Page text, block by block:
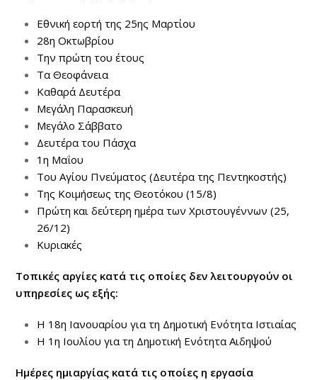
Εθνική εορτή της 25ης Μαρτίου
28η Οκτωβρίου
Την πρώτη του έτους
Τα Θεοφάνεια
Καθαρά Δευτέρα
Μεγάλη Παρασκευή
Μεγάλο Σάββατο
Δευτέρα του Πάσχα
1η Μαΐου
Του Αγίου Πνεύματος (Δευτέρα της Πεντηκοστής)
Της Κοιμήσεως της Θεοτόκου (15/8)
Πρώτη και δεύτερη ημέρα των Χριστουγέννων (25,
26/12)
Κυριακές
Τοπικές αργίες κατά τις οποίες δεν λειτουργούν οι
υπηρεσίες ως εξής:
Η 18η Ιανουαρίου για τη Δημοτική Ενότητα Ιστιαίας
Η 1η Ιουλίου για τη Δημοτική Ενότητα Αιδηψού
Ημέρες ημιαργίας κατά τις οποίες η εργασία